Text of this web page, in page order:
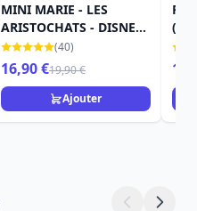
MINI MARIE - LES
ARISTOCHATS - DISNEY
TRADITIONS JIM SHORE
(40)
16,90 €19,90 €
Ajouter
(LE